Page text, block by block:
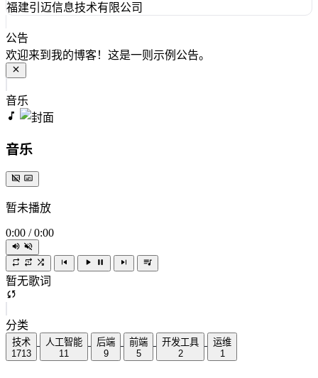
福建引迈信息技术有限公司
公告
欢迎来到我的博客！这是一则示例公告。
音乐
音乐
暂未播放
0:00 / 0:00
暂无歌词
分类
技术
1713
人工智能
11
后端
9
前端
5
开发工具
2
运维
1